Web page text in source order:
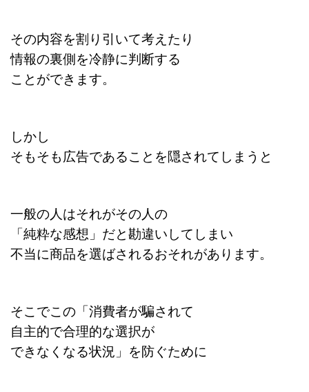
その内容を割り引いて考えたり
情報の裏側を冷静に判断する
ことができます。
しかし
そもそも広告であることを隠されてしまうと
一般の人はそれがその人の
「純粋な感想」だと勘違いしてしまい
不当に商品を選ばされるおそれがあります。
そこでこの「消費者が騙されて
自主的で合理的な選択が
できなくなる状況」を防ぐために